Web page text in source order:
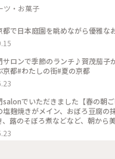
ツ・お菓子
都で日本庭園を眺めながら優雅な
サロンで季節のランチ♪賀茂茄子
京都#わたしの街#夏の京都
salonでいただきました【春の朝
塩麹焼きがメイン、おぼろ豆腐の
、蕗のそぼろ煮などなど、朝から
きました( ´͈ ᵕ `͈ ) 最初にいただいた
味しくて、つい長居してしまう